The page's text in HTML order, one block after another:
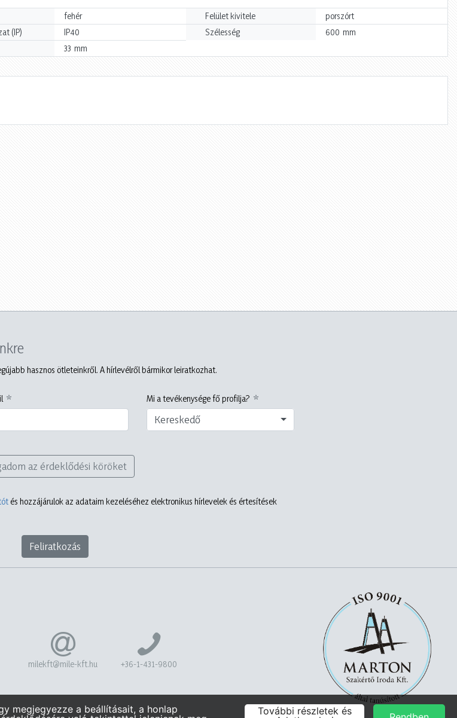
fehér Felület kivitele
porszórt
(IP) IP40 Szélesség 600 mm
33 mm
hasznos ötleteinkről. A hírlevélről bármikor leiratkozhat.
Mi a tevékenysége fő profilja?
Kereskedő
az érdeklődési köröket
és hozzájárulok az adataim kezeléséhez elektronikus hírlevelek és értesítések
Feliratkozás
milekft@mile-kft.hu +36-1-431-9800